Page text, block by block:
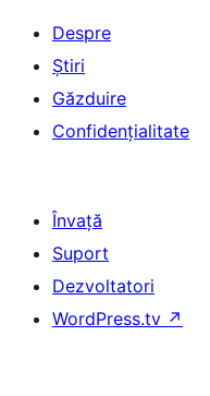
Despre
Știri
Găzduire
Confidențialitate
Învață
Suport
Dezvoltatori
WordPress.tv ↗